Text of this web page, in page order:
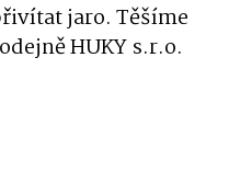
jaro. Těšíme
HUKY s.r.o.